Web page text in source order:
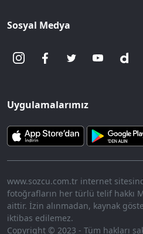
Sosyal Medya
Uygulamalarımız
www.sozcu.com.tr internet
fotoğrafların her türlü telif hakkı
aittir. İzin alınmadan, kaynak
iktibas edilemez.
Copyright © 2023 - Tüm hakları